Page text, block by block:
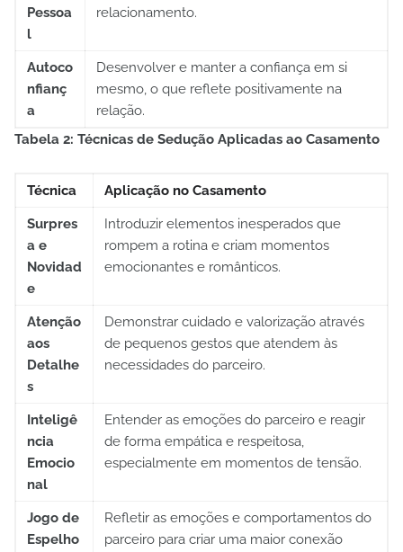
Pessoa
l
relacionamento.
Autoco
nfianç
a
Desenvolver e manter a confiança em si
mesmo, o que reflete positivamente na
relação.
Tabela 2: Técnicas de Sedução Aplicadas ao Casamento
Técnica Aplicação no Casamento
Surpres
a e
Novidad
e
Introduzir elementos inesperados que
rompem a rotina e criam momentos
emocionantes e românticos.
Atenção
aos
Detalhe
s
Demonstrar cuidado e valorização através
de pequenos gestos que atendem às
necessidades do parceiro.
Inteligê
ncia
Emocio
nal
Entender as emoções do parceiro e reagir
de forma empática e respeitosa,
especialmente em momentos de tensão.
Jogo de
Espelho
Refletir as emoções e comportamentos do
parceiro para criar uma maior conexão